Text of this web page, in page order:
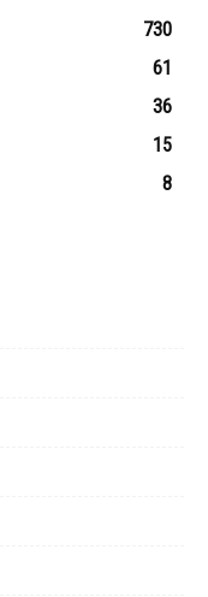
730
61
36
15
8